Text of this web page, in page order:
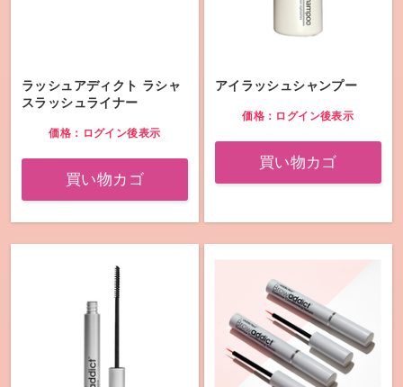
ラッシュアディクト ラシャ
スラッシュライナー
価格：ログイン後表示
買い物カゴ
アイラッシュシャンプー
価格：ログイン後表示
買い物カゴ